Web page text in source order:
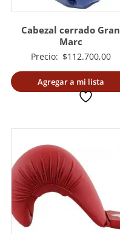
Cabezal cerrado Gran
Marc
Precio: $112.700,00
Agregar a mi lista